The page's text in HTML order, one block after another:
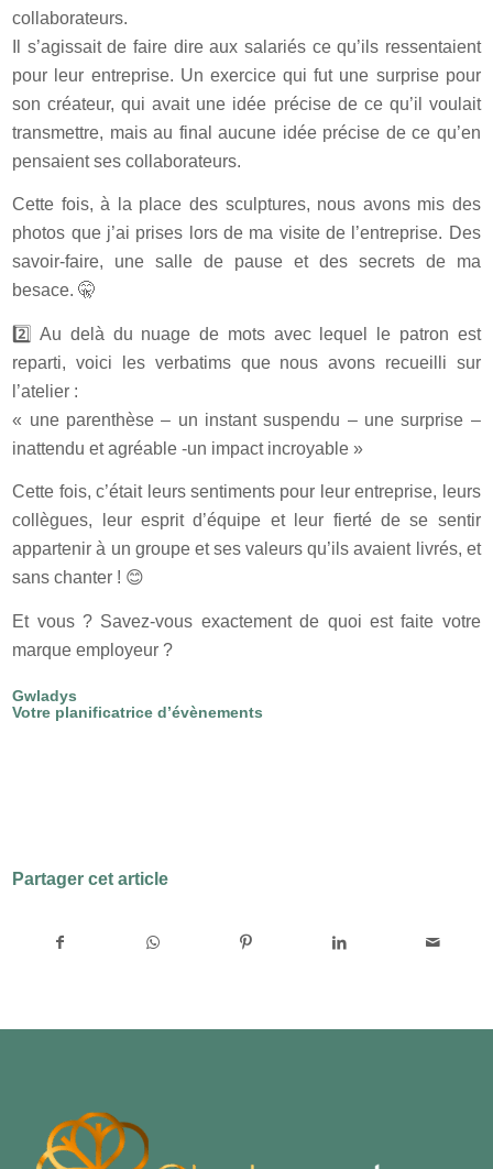
collaborateurs.
Il s’agissait de faire dire aux salariés ce qu’ils ressentaient
pour leur entreprise. Un exercice qui fut une surprise pour
son créateur, qui avait une idée précise de ce qu’il voulait
transmettre, mais au final aucune idée précise de ce qu’en
pensaient ses collaborateurs.
Cette fois, à la place des sculptures, nous avons mis des
photos que j’ai prises lors de ma visite de l’entreprise. Des
savoir-faire, une salle de pause et des secrets de ma
besace. 🤫
2️⃣ Au delà du nuage de mots avec lequel le patron est
reparti, voici les verbatims que nous avons recueilli sur
l’atelier :
« une parenthèse – un instant suspendu – une surprise –
inattendu et agréable -un impact incroyable »
Cette fois, c’était leurs sentiments pour leur entreprise, leurs
collègues, leur esprit d’équipe et leur fierté de se sentir
appartenir à un groupe et ses valeurs qu’ils avaient livrés, et
sans chanter ! 😊
Et vous ? Savez-vous exactement de quoi est faite votre
marque employeur ?
Gwladys
Votre planificatrice d’évènements
Partager cet article